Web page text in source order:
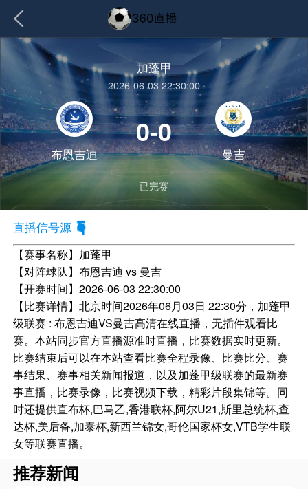
加蓬甲
2026-06-03 22:30:00
布恩吉迪
0-0
曼吉
已完赛
直播信号源
【赛事名称】 加蓬甲
【对阵球队】布恩吉迪 vs 曼吉
【开赛时间】2026-06-03 22:30:00
【比赛详情】北京时间2026年06月03日 22:30分，加蓬甲
级联赛 : 布恩吉迪VS曼吉高清在线直播，无插件观看比
赛。本站同步官方直播源准时直播，比赛数据实时更新。
比赛结束后可以在本站查看比赛全程录像、比赛比分、赛
事结果、赛事相关新闻报道，以及加蓬甲级联赛的最新赛
事直播，比赛录像，比赛视频下载，精彩片段集锦等。同
时还提供直布杯,巴马乙,香港联杯,阿尔U21,斯里总统杯,查
达杯,美后备,加泰杯,新西兰锦女,哥伦国家杯女,VTB学生联
女等联赛直播。
推荐新闻